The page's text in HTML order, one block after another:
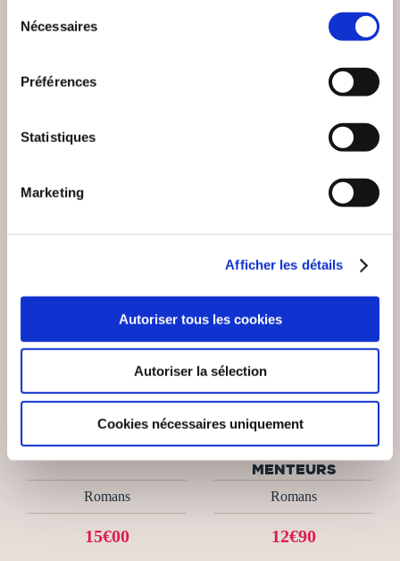
Nécessaires
Préférences
Statistiques
Marketing
Afficher les détails
Autoriser tous les cookies
Autoriser la sélection
Cookies nécessaires uniquement
(0 avis)
DESTINS CROISÉS
Romans
15€00
MENTEURS
Romans
12€90